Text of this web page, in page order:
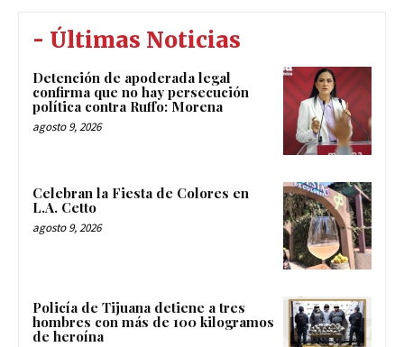
- Últimas Noticias
Detención de apoderada legal
confirma que no hay persecución
política contra Ruffo: Morena
agosto 9, 2026
Celebran la Fiesta de Colores en
L.A. Cetto
agosto 9, 2026
Policía de Tijuana detiene a tres
hombres con más de 100 kilogramos
de heroína